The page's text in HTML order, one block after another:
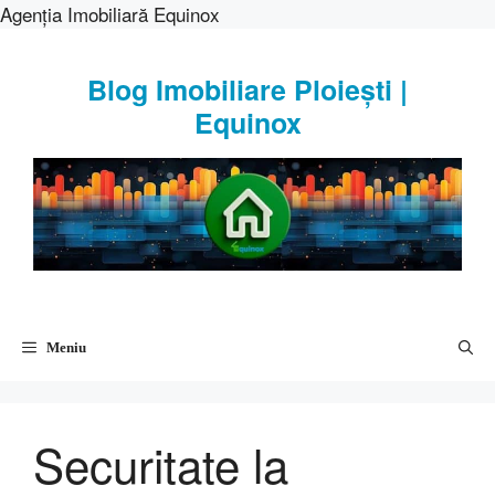
Agenția Imobiliară Equinox
Blog Imobiliare Ploiești |
Equinox
Meniu
Securitate la